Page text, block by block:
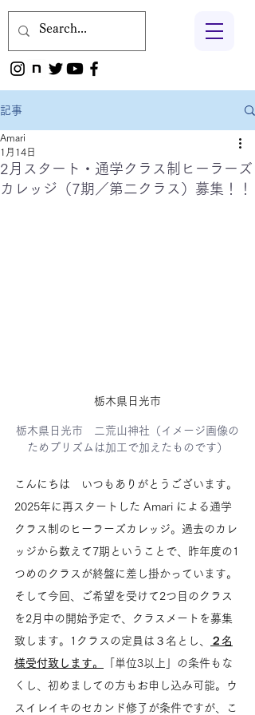
記事
2月スタート・通学クラス制ヒーラーズ
カレッジ（7期／第二クラス）募集！！
Amari
1月14日
栃木県日光市
栃木県日光市　二荒山神社（イメージ画像の
ためプリズムは加工で加えたものです）
こんにちは　いつもありがとうございます。
2025年に再スタートした Amari による通学
クラス制のヒーラーズカレッジ。過去のカレ
ッジから数えて7期ということで、昨年度の1
つめのクラスが終盤に差し掛かっています。
そして今回、ご希望を受けて2つ目のクラス
を2月中の開始予定で、クラスメートを募集
致します。1クラスの定員は３名とし、
２名
様受付致します。
「単位3以上」の条件もな
くし、初めましての方もお申し込み可能。ウ
スイレイキのセカンド修了が条件ですが、こ